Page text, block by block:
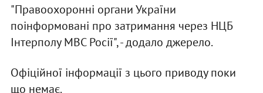
"Правоохоронні органи України
поінформовані про затримання через НЦБ
Інтерполу МВС Росії", - додало джерело.
Офіційної інформації з цього приводу поки
що немає.